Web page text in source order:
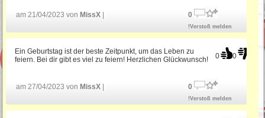
am 21/04/2023 von MissX 0
!Verstoß melden
0 0
Ein Geburtstag ist der beste Zeitpunkt, um das Leben zu
feiern. Bei dir gibt es viel zu feiern! Herzlichen Glückwunsch!
am 27/04/2023 von MissX 0
!Verstoß melden